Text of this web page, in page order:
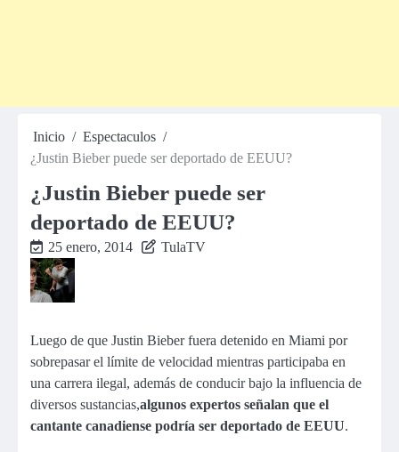
Inicio
Espectaculos
¿Justin Bieber puede ser deportado de EEUU?
¿Justin Bieber puede ser
deportado de EEUU?
25 enero, 2014 TulaTV
Luego de que Justin Bieber fuera detenido en Miami por
sobrepasar el límite de velocidad mientras participaba en
una carrera ilegal, además de conducir bajo la influencia de
diversos sustancias,algunos expertos señalan que el
cantante canadiense podría ser deportado de EEUU.